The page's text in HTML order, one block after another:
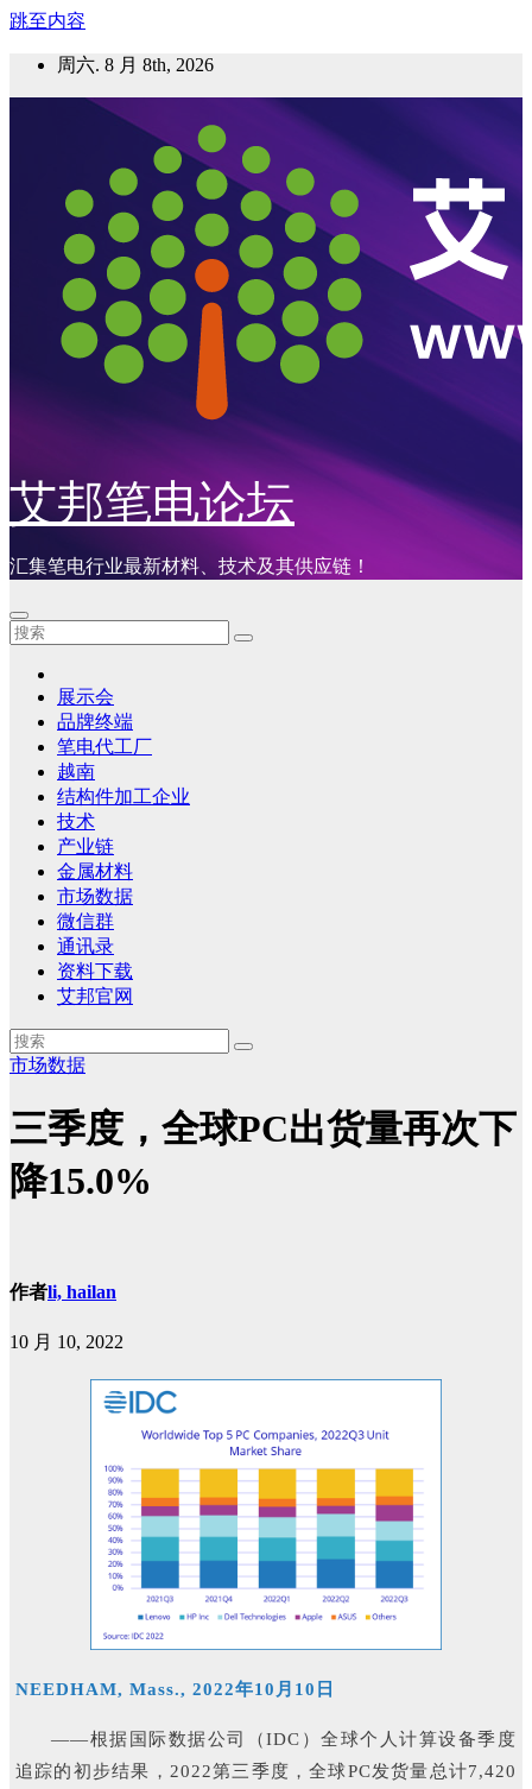
跳至内容
周六. 8 月 8th, 2026
艾邦笔电论坛
汇集笔电行业最新材料、技术及其供应链！
展示会
品牌终端
笔电代工厂
越南
结构件加工企业
技术
产业链
金属材料
市场数据
微信群
通讯录
资料下载
艾邦官网
市场数据
三季度，全球PC出货量再次下
降15.0%
作者li, hailan
10 月 10, 2022
NEEDHAM, Mass., 2022年10月10日
——根据国际数据公司（IDC）全球个人计算设备季度
追踪的初步结果，2022第三季度，全球PC发货量总计7,420